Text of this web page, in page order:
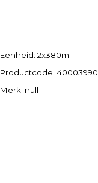
Eenheid: 2x380ml
Productcode:40003990
Merk: null